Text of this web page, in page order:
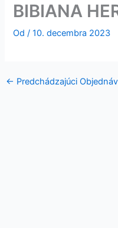
BIBIANA
Od /10. decembra 2023
← Predchádzajúci